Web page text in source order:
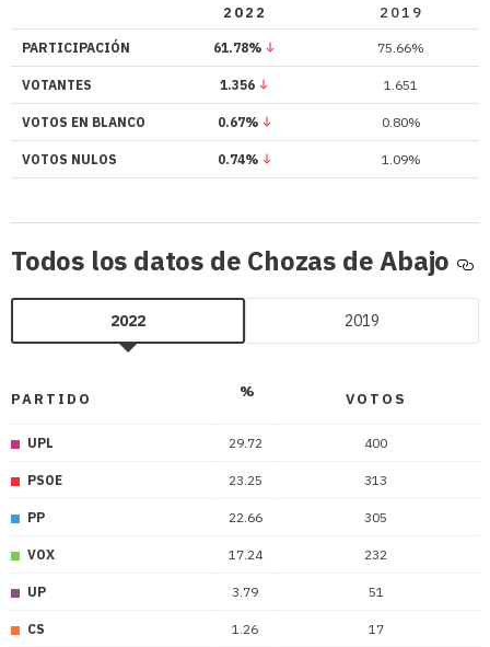
de
2022 2019
PARTICIPACIÓN 61.78% 75.66%
VOTANTES 1.356 1.651
VOTOS EN BLANCO 0.67% 0.80%
VOTOS NULOS 0.74% 1.09%
Todos los datos de Chozas de Abajo
de
2022 2019
PARTIDO % VOTOS
UPL 29.72 400
PSOE 23.25 313
PP 22.66 305
VOX 17.24 232
UP 3.79 51
CS 1.26 17